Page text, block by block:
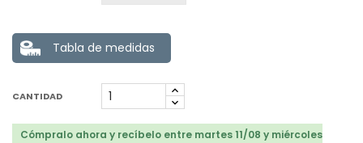
Tabla de medidas
CANTIDAD
Cómpralo ahora y recíbelo entre martes 11/08 y miércoles